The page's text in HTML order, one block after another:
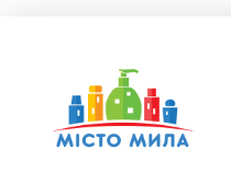
продукція має
активні
Перші ефекти від